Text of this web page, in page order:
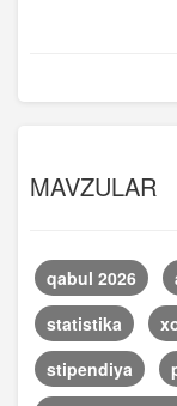
MAVZULAR
qabul 2026
statistika
stipendiya